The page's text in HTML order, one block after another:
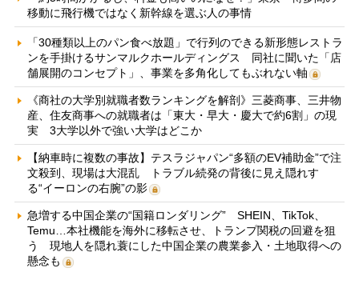
移動に飛行機ではなく新幹線を選ぶ人の事情
「30種類以上のパン食べ放題」で行列のできる新形態レストラ
ンを手掛けるサンマルクホールディングス 同社に聞いた「店
舗展開のコンセプト」、事業を多角化してもぶれない軸
《商社の大学別就職者数ランキングを解剖》三菱商事、三井物
産、住友商事への就職者は「東大・早大・慶大で約6割」の現
実 3大学以外で強い大学はどこか
【納車時に複数の事故】テスラジャパン“多額のEV補助金”で注
文殺到、現場は大混乱 トラブル続発の背後に見え隠れす
る“イーロンの右腕”の影
急増する中国企業の“国籍ロンダリング” SHEIN、TikTok、
Temu…本社機能を海外に移転させ、トランプ関税の回避を狙
う 現地人を隠れ蓑にした中国企業の農業参入・土地取得への
懸念も